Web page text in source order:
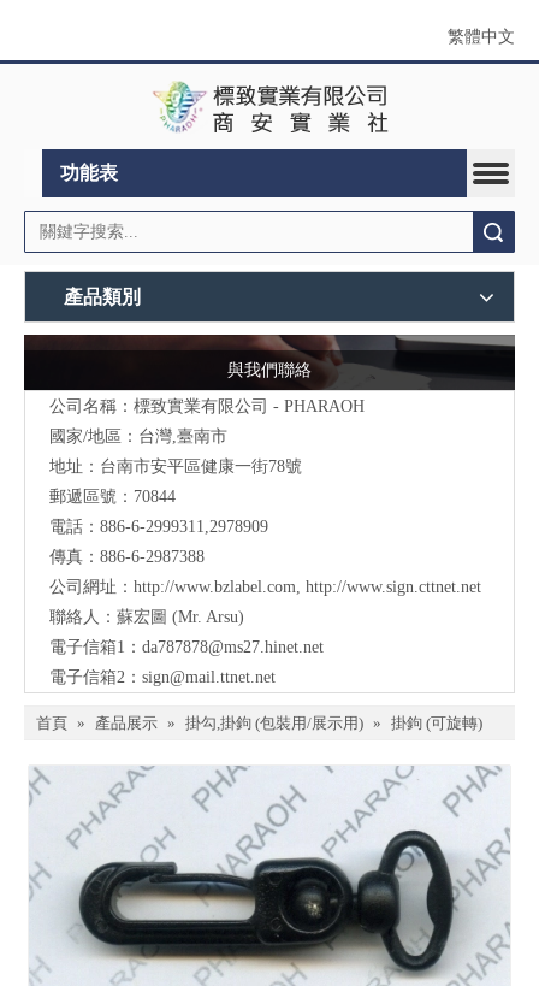
繁體中文
功能表
產品類別
與我們聯絡
公司名稱：標致實業有限公司 - PHARAOH
國家/地區：台灣,臺南市
地址：台南市安平區健康一街78號
郵遞區號：70844
電話：886-6-2999311,2978909
傳真：886-6-2987388
公司網址： http://www.bzlabel.com http://www.sign.cttnet.net
聯絡人：蘇宏圖 (Mr. Arsu)
電子信箱1： da787878@ms27.hinet.net
電子信箱2： sign@mail.ttnet.net
首頁 » 產品展示 » 掛勾,掛鉤 (包裝用/展示用) » 掛鉤 (可旋轉)